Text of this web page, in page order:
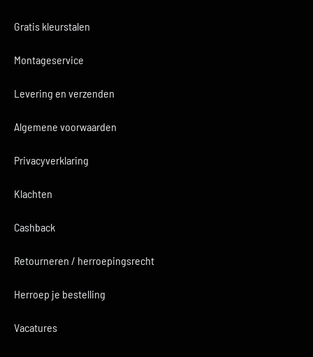
Gratis kleurstalen
Montageservice
Levering en verzenden
Algemene voorwaarden
Privacyverklaring
Klachten
Cashback
Retourneren / herroepingsrecht
Herroep je bestelling
Vacatures